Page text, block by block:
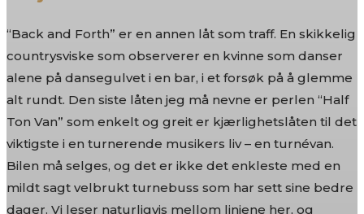
“Back and Forth” er en annen låt som traff. En skikkelig
countrysviske som observerer en kvinne som danser
alene på dansegulvet i en bar, i et forsøk på å glemme
alt rundt. Den siste låten jeg må nevne er perlen “Half
Ton Van” som enkelt og greit er kjærlighetslåten til det
viktigste i en turnerende musikers liv – en turnévan.
Bilen må selges, og det er ikke det enkleste med en
mildt sagt velbrukt turnebuss som har sett sine bedre
dager. Vi leser naturligvis mellom linjene her, og